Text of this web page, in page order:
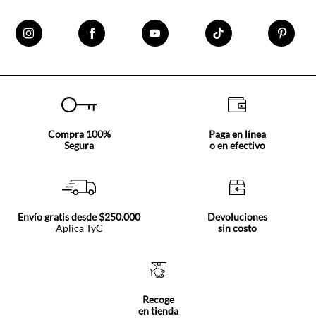
Compra 100%
Segura
Paga en línea
o en efectivo
Envío gratis desde $250.000
Aplica TyC
Devoluciones
sin costo
Recoge
en tienda